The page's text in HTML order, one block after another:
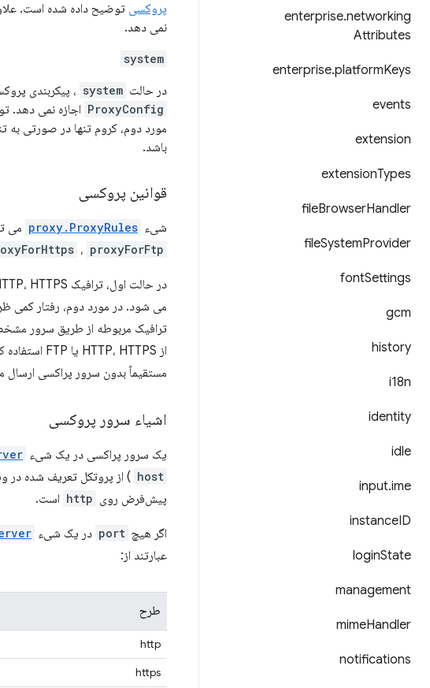
enterprise.networking
Attributes
enterprise.platformKeys
events
extension
extensionTypes
fileBrowserHandler
fileSystemProvider
fontSettings
gcm
history
i18n
identity
idle
input.ime
instanceID
loginState
management
mimeHandler
notifications
پروکسی توضیح داده شده است.
نمی دهد.
system
در حالت system ، پیکربندی
ProxyConfig اجازه نمی دهد.
مورد دوم، کروم تنها در صورتی به
باشد.
قوانین پروکسی
شیء proxy.ProxyRules می
، proxyForFtp
ترافیک مربوطه از طریق سرور
از HTTP، HTTPS یا FTP استفاده کند، از
مستقیماً بدون سرور پراکسی
اشیاء سرور پروکسی
یک سرور پراکسی در یک شیء
host ) از پروتکل تعریف شده در
پیش‌فرض روی http است.
اگر هیچ port در یک شیء
عبارتند از:
طرح
http
https